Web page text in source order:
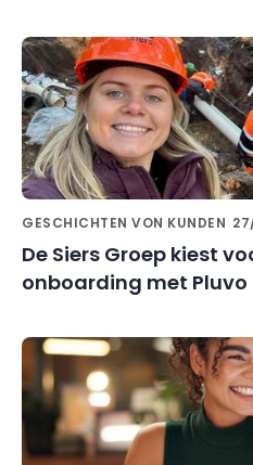
GESCHICHTEN VON KUNDEN
De Siers Groep kiest
onboarding met Pluvo